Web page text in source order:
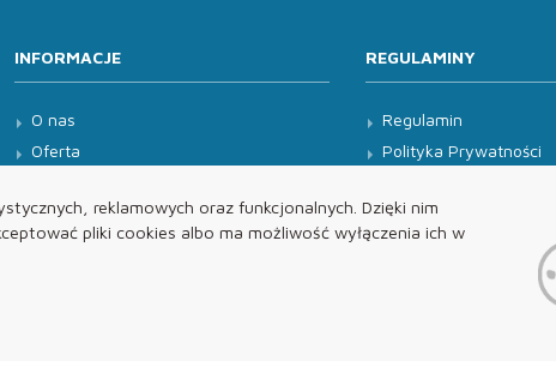
reklamowych oraz funkcjonalnych. Dzięki nim
pliki cookies albo ma możliwość wyłączenia ich w
INFORMACJE
O nas
Oferta
REGULAMINY
Regulamin
Polityka Prywatności